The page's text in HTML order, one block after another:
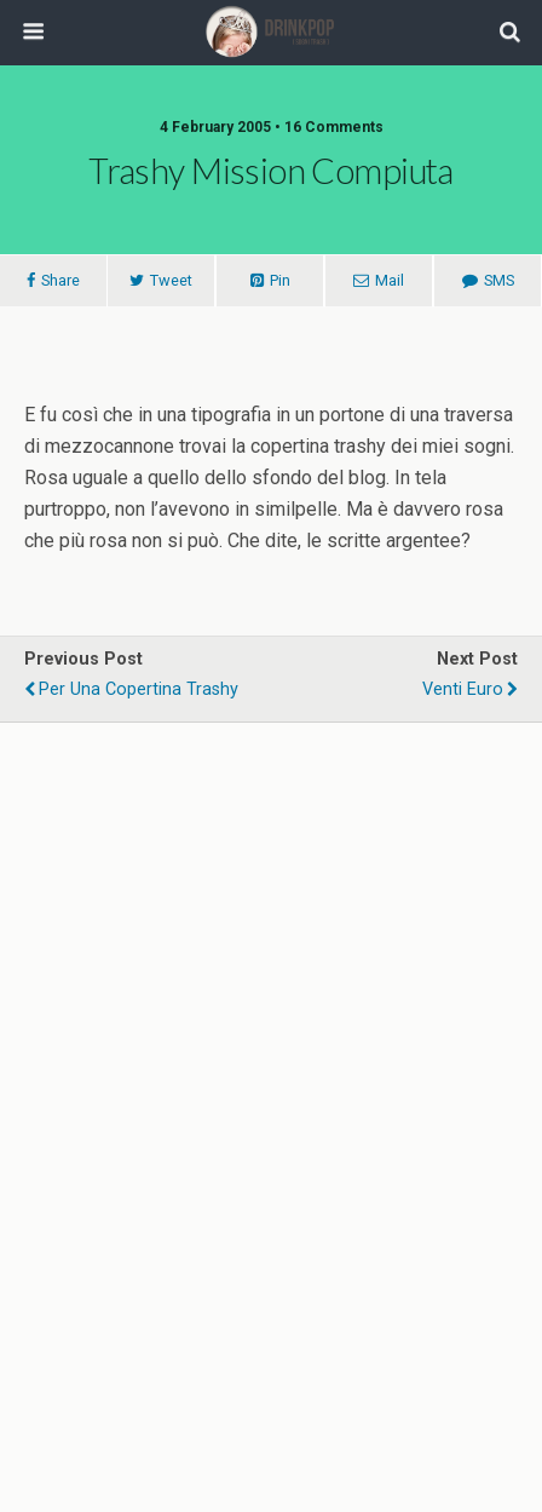
4 February 2005 • 16 Comments
Trashy Mission Compiuta
Share Tweet Pin Mail SMS
E fu così che in una tipografia in un portone di una traversa
di mezzocannone trovai la copertina trashy dei miei sogni.
Rosa uguale a quello dello sfondo del blog. In tela
purtroppo, non l’avevono in similpelle. Ma è davvero rosa
che più rosa non si può. Che dite, le scritte argentee?
Previous Post
Per Una Copertina Trashy
Next Post
Venti Euro